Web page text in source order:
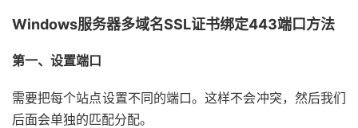
Windows服务器多域名SSL证书绑定443端口方法
第一、设置端口
需要把每个站点设置不同的端口。这样不会冲突，然后我们
后面会单独的匹配分配。